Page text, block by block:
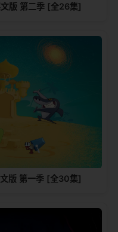
版 第二季 [全26集]
版 第一季 [全30集]